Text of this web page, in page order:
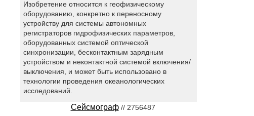
Изобретение относится к геофизическому
оборудованию, конкретно к переносному
устройству для системы автономных
регистраторов гидрофизических параметров,
оборудованных системой оптической
синхронизации, бесконтактным зарядным
устройством и неконтактной системой включения/
выключения, и может быть использовано в
технологии проведения океанологических
исследований.
Сейсмограф// 2756487